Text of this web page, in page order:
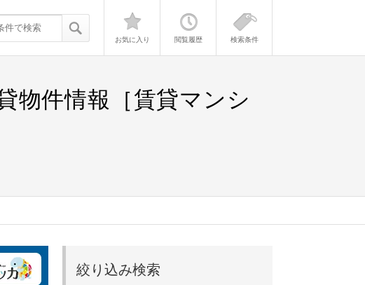
お気に入り 閲覧履歴 検索条件
物件情報［賃貸マンシ
絞り込み検索